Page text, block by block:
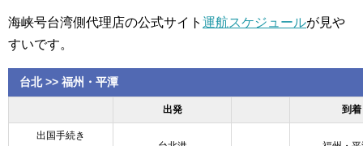
海峡号台湾側代理店の公式サイト 運航スケジュールが見や
すいです。
台北 >> 福州・平潭
出発 到着
出国手続き